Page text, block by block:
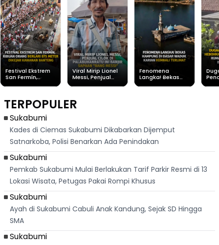
Festival Ekstrem
San Fermín,
Banteng
Viral Mirip Lionel
Messi, Penjual
"Bang Messi"
Fenomena
Langka! Bekas
TERPOPULER
Sukabumi
Kades di Ciemas Sukabumi Dikabarkan Dijemput
Satnarkoba, Polisi Benarkan Ada Penindakan
Sukabumi
Pemkab Sukabumi Mulai Berlakukan Tarif Parkir Resmi di 13
Lokasi Wisata, Petugas Pakai Rompi Khusus
Sukabumi
Ayah di Sukabumi Cabuli Anak Kandung, Sejak SD Hingga
SMA
Sukabumi